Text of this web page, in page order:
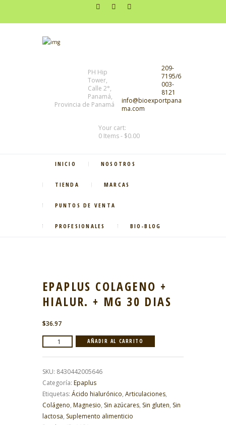
PH Hip
Tower,
Calle 2°,
Panamá,
Provincia de Panamá
209-
7195/6
003-
8121
info@bioexportpana
ma.com
Your cart:
0 Items- $0.00
INICIO NOSOTROS
TIENDA MARCAS
PUNTOS DE VENTA
PROFESIONALES BIO-BLOG
EPAPLUS COLAGENO +
HIALUR. + MG 30 DIAS
$36.97
EPAPLUS
HIALUR.
+
MG
30
DIAS
AÑADIR AL CARRITO
SKU: 8430442005646
Categoría: Epaplus
Etiquetas: Ácido hialurónico, Articulaciones,
Colágeno, Magnesio, Sin azúcares, Sin gluten, Sin
lactosa, Suplemento alimenticio